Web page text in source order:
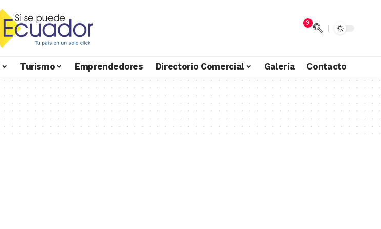
9
Turismo Emprendedores Directorio Comercial Galería Contacto